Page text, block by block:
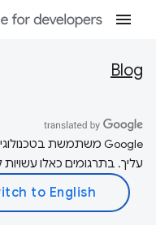
Blog
עליך. בתרגומים כאלו עשויות